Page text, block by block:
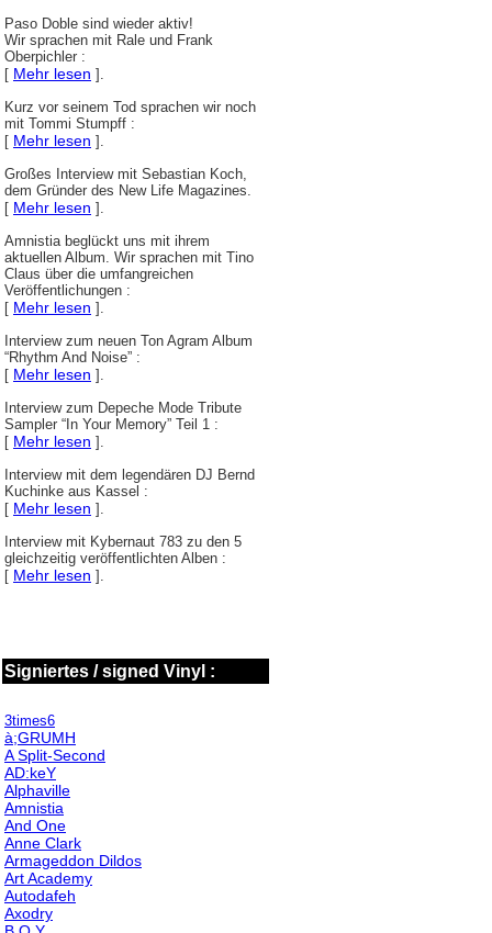
Paso Doble sind wieder aktiv!
Wir sprachen mit Rale und Frank
Oberpichler :
[ Mehr lesen ].
Kurz vor seinem Tod sprachen wir noch
mit Tommi Stumpff :
[ Mehr lesen ].
Großes Interview mit Sebastian Koch,
dem Gründer des New Life Magazines.
[ Mehr lesen ].
Amnistia beglückt uns mit ihrem
aktuellen Album. Wir sprachen mit Tino
Claus über die umfangreichen
Veröffentlichungen :
[ Mehr lesen ].
Interview zum neuen Ton Agram Album
“Rhythm And Noise” :
[ Mehr lesen ].
Interview zum Depeche Mode Tribute
Sampler “In Your Memory” Teil 1 :
[ Mehr lesen ].
Interview mit dem legendären DJ Bernd
Kuchinke aus Kassel :
[ Mehr lesen ].
Interview mit Kybernaut 783 zu den 5
gleichzeitig veröffentlichten Alben :
[ Mehr lesen ].
Signiertes / signed Vinyl :
3times6
à;GRUMH
A Split-Second
AD:keY
Alphaville
Amnistia
And One
Anne Clark
Armageddon Dildos
Art Academy
Autodafeh
Axodry